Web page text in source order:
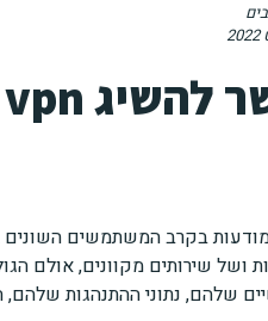
איך אפשר להשיג vpn
בקרב המשתמשים
ושל שירותים מקוונים,
שלהם, נתוני ההתנהגות